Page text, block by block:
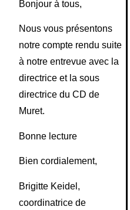
Bonjour à tous,
Nous vous présentons
notre compte rendu suite
à notre entrevue avec la
directrice et la sous
directrice du CD de
Muret.
Bonne lecture
Bien cordialement,
Brigitte Keidel,
coordinatrice de